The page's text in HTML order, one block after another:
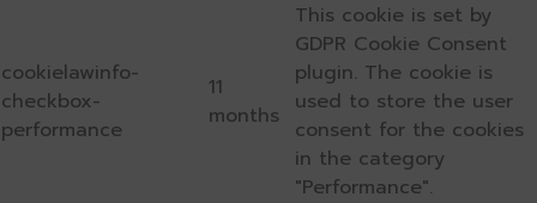
cookielawinfo-
checkbox-
performance
11
months
This cookie is set by
GDPR Cookie Consent
plugin. The cookie is
used to store the user
consent for the cookies
in the category
"Performance".